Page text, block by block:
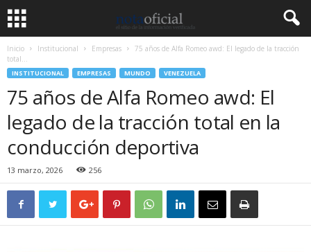
Inicio Institucional Empresas
75 años de Alfa Romeo awd: El legado de la tracción
total...
INSTITUCIONAL EMPRESAS MUNDO VENEZUELA
75 años de Alfa Romeo awd: El
legado de la tracción total en la
conducción deportiva
13 marzo, 2026 256